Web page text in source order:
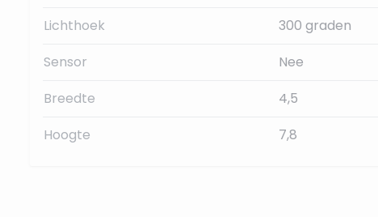
Lichthoek
300 graden
Sensor
Nee
Breedte
4,5
Hoogte
7,8